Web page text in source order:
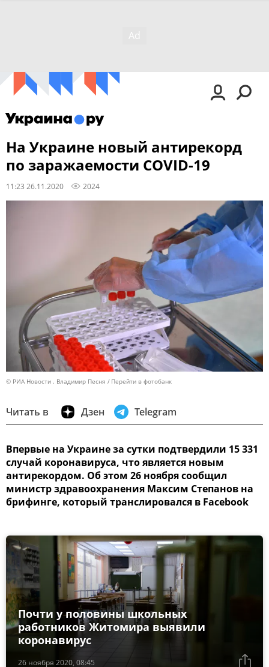
На Украине новый антирекорд
по заражаемости COVID-19
11:23 26.11.2020 2024
© РИА Новости . Владимир Песня Перейти в фотобанк
Читать в Дзен Telegram
Впервые на Украине за сутки подтвердили 15 331
случай коронавируса, что является новым
антирекордом. Об этом 26 ноября сообщил
министр здравоохранения Максим Степанов на
брифинге, который транслировался в Facebook
26 ноября 2020, 08:45
Почти у половины школьных
работников Житомира выявили
коронавирус